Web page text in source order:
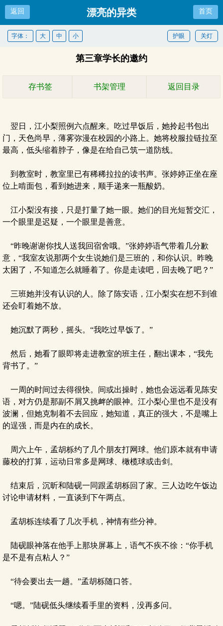
返回 漂亮的异类 首页
关灯
护眼
字体： 大 中 小
第三章学长的邀约
存书签 书架管理 返回目录
翌日，江小梨照例六点醒来。吃过早饭后，她拎起书包出
门，天色尚早，薄雾弥漫在校园的小路上。她将校服拉链拉至
最高，低头缩着脖子，像是在给自己筑一道防线。
到教室时，教室里已有稀稀拉拉的读书声。张婷婷正坐在座
位上啃面包，看到她进来，顺手递来一瓶酸奶。
江小梨没有接，只是打量了她一眼。她们的目光短暂交汇，
一个眼里是迟疑，一个眼里是善意。
“昨晚谢谢你找人送我回宿舍哦。”张婷婷语气带着几分歉
意，“我室友说那两个女生说她们是三班的，和你认识。昨晚
太困了，不知道怎么就睡着了。你是走读吧，回去晚了吧？”
三班她并没有认识的人。除了陈安语，江小梨实在想不到谁
还会盯着她不放。
她沉默了两秒，摇头。“我吃过早饭了。”
然后，她看了眼即将走进教室的班主任，翻出课本，“我先
背书了。”
一周的时间过去得很快。间或出操时，她也会远远看见陈安
语，对方仍是那副不屑又挑衅的眼神。江小梨心里也不是没有
波澜，但她克制着不去回应，她知道，真正的强大，不是嘴上
的逞强，而是内在的成长。
周六上午，孟胡栎约了几个朋友打网球。他们原本就有申请
藤校的打算，运动日常多是网球、橄榄球或击剑。
结束后，沉昕和陆砚一同跟孟胡栎回了家。三人边吃午饭边
讨论申请材料，一直谈到下午两点。
孟胡栎连续看了几次手机，神情有些分神。
陆砚眼神落在他手上那块屏幕上，语气不疾不徐：“你手机
是不是有点粘人？”
“待会要出去一趟。”孟胡栎随口答。
“嗯。”陆砚低头继续看手里的资料，没再多问。